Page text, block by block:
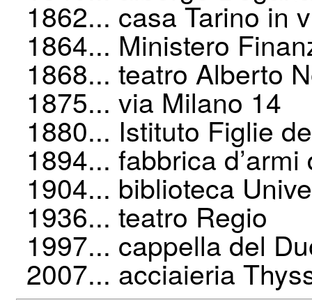
1862... casa Tarino in
1864... Ministero
1868... teatro Alberto
1875... via Milano 14
1880... Istituto Figlie
1894... fabbrica
1904... biblioteca
1936... teatro Regio
1997... cappella del
2007... acciaieria